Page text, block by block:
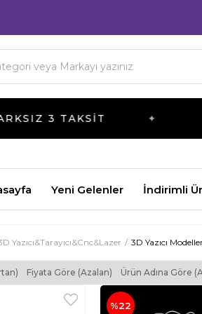
TÜM
Yeni Gelenler İndirimli
Yazıcı&Tarayıcı&Cnc&Lazer 3D Yazıcı
Fiyata Göre (Azalan) Ürün Adına Göre
%22